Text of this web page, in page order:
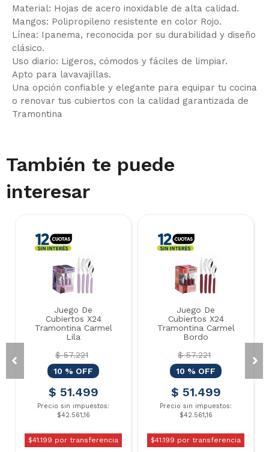
Material: Hojas de acero inoxidable de alta calidad.
Mangos: Polipropileno resistente en color Rojo.
Línea: Ipanema, reconocida por su durabilidad y diseño
clásico.
Uso diario: Ligeros, cómodos y fáciles de limpiar.
Apto para lavavajillas.
Una opción confiable y elegante para equipar tu cocina
o renovar tus cubiertos con la calidad garantizada de
Tramontina
También te puede
interesar
Juego De
Cubiertos X24
Tramontina Carmel
Lila
$ 57.221
10 % OFF
$ 51.499
Precio sin impuestos:
$42.561,16
$41.199 por transferencia
Juego De
Cubiertos X24
Tramontina Carmel
Bordo
$ 57.221
10 % OFF
$ 51.499
Precio sin impuestos:
$42.561,16
$41.199 por transferencia